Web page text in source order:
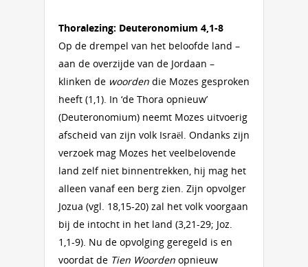
Thoralezing: Deuteronomium 4,1-8
Op de drempel van het beloofde land –
aan de overzijde van de Jordaan –
klinken de woorden die Mozes gesproken
heeft (1,1). In ‘de Thora opnieuw’
(Deuteronomium) neemt Mozes uitvoerig
afscheid van zijn volk Israël. Ondanks zijn
verzoek mag Mozes het veelbelovende
land zelf niet binnentrekken, hij mag het
alleen vanaf een berg zien. Zijn opvolger
Jozua (vgl. 18,15-20) zal het volk voorgaan
bij de intocht in het land (3,21-29; Joz.
1,1-9). Nu de opvolging geregeld is en
voordat de Tien Woorden opnieuw